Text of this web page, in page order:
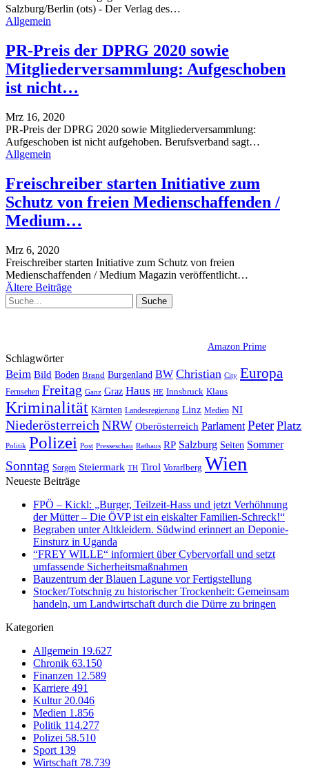
Salzburg/Berlin (ots) - Der Verlag des…
Allgemein
PR-Preis der DPRG 2020 sowie
Mitgliederversammlung: Aufgeschoben
ist nicht…
Mrz 16, 2020
PR-Preis der DPRG 2020 sowie Mitgliederversammlung:
Aufgeschoben ist nicht aufgehoben. Berufsverband sagt…
Allgemein
Freischreiber starten Initiative zum
Schutz von freien Medienschaffenden /
Medium…
Mrz 6, 2020
Freischreiber starten Initiative zum Schutz von freien
Medienschaffenden / Medium Magazin veröffentlicht…
Ältere Beiträge
Amazon Prime
Schlagwörter
Beim Bild Boden Brand Burgenland BW Christian City Europa
Fernsehen Freitag Ganz Graz Haus HE Innsbruck Klaus
Kriminalität Kärnten Landesregierung Linz Medien NI
Niederösterreich NRW Oberösterreich Parlament Peter Platz
Politik Polizei Post Presseschau Rathaus RP Salzburg Seiten Sommer
Sonntag Sorgen Steiermark TH Tirol Vorarlberg Wien
Neueste Beiträge
FPÖ – Kickl: „Burger, Teilzeit-Hass und jetzt Verhöhnung
der Mütter – Die ÖVP ist ein eiskalter Familien-Schreck!“
Begraben unter Altkleidern. Südwind erinnert an Deponie-
Einsturz in Uganda
“FREY WILLE“ informiert über Cybervorfall und setzt
umfassende Sicherheitsmaßnahmen
Bauzentrum der Blauen Lagune vor Fertigstellung
Stocker/Totschnig zu historischer Trockenheit: Gemeinsam
handeln, um Landwirtschaft durch die Dürre zu bringen
Kategorien
Allgemein 19.627
Chronik 63.150
Finanzen 12.589
Karriere 491
Kultur 20.046
Medien 1.856
Politik 114.277
Polizei 58.510
Sport 139
Wirtschaft 78.739